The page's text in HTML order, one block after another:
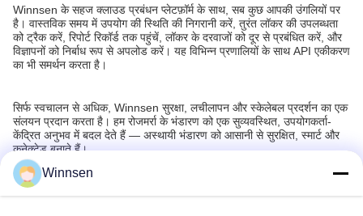
Winnsen के सहज क्लाउड प्रबंधन प्लेटफ़ॉर्म के साथ, सब कुछ आपकी उंगलियों पर
है। वास्तविक समय में उपयोग की स्थिति की निगरानी करें, तुरंत लॉकर की उपलब्धता
को ट्रैक करें, रिपोर्ट रिकॉर्ड तक पहुंचें, लॉकर के दरवाजों को दूर से प्रबंधित करें, और
विज्ञापनों को निर्बाध रूप से अपलोड करें। यह विभिन्न प्रणालियों के साथ API एकीकरण
का भी समर्थन करता है।
सिर्फ स्वचालन से अधिक, Winnsen सुरक्षा, लचीलापन और स्केलेबल प्रदर्शन का एक
संलयन प्रदान करता है। हम रोजमर्रा के भंडारण को एक सुव्यवस्थित, उपयोगकर्ता-
केंद्रित अनुभव में बदल देते हैं — अस्थायी भंडारण को आसानी से सुरक्षित, स्मार्ट और
कनेक्टेड बनाते हैं।
अनुशंसित उत्पाद
Winnsen